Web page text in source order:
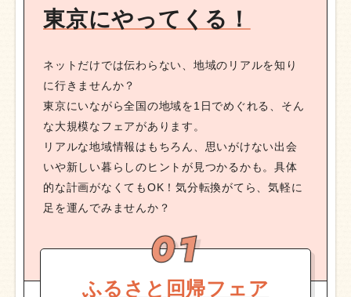
東京にやってくる！
ネットだけでは伝わらない、地域のリアルを知り
に行きませんか？
東京にいながら全国の地域を1日でめぐれる、そん
な大規模なフェアがあります。
リアルな地域情報はもちろん、思いがけない出会
いや新しい暮らしのヒントが見つかるかも。具体
的な計画がなくてもOK！気分転換がてら、気軽に
足を運んでみませんか？
ふるさと回帰フェア